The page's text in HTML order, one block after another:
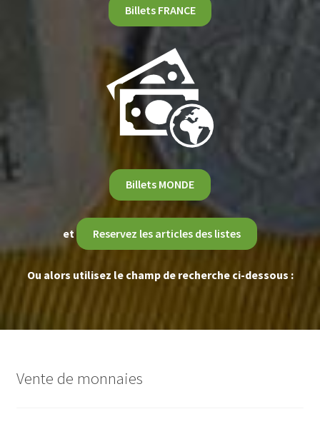
Billets FRANCE
Billets MONDE
et Reservez les articles des listes
Ou alors utilisez le champ de recherche ci-dessous :
Vente de monnaies